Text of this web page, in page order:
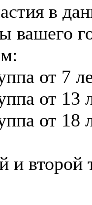
в
вашего
от 7
от 13
от 18
и второй